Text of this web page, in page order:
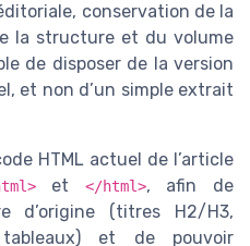
conservation de la
la structure et du volume
de disposer de la version
et non d’un simple extrait
HTML actuel de l’article
et </html>, afin de
d’origine (titres H2/H3,
tableaux) et de pouvoir